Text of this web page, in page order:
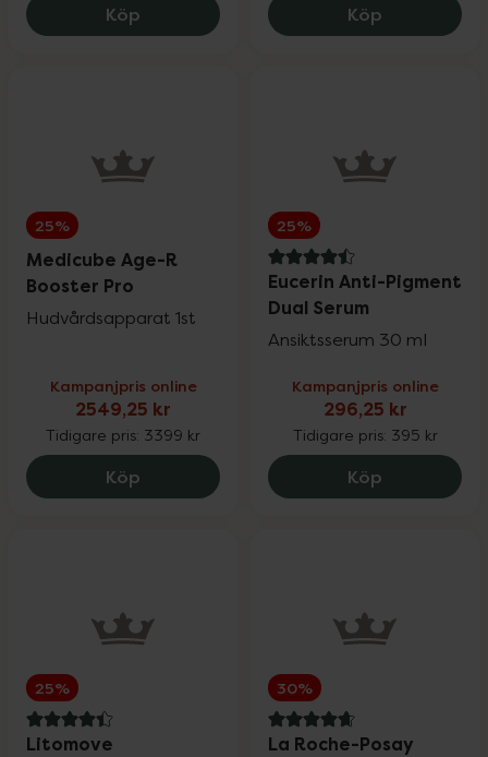
Pharbio, Pikasol, Litomove, Active Care &
25%
Pureness
25%
RefectoCil 15%
Rosenserien & Sweden Eco
Satisfyer & Viamax
Silicea
Köp Medik8 Crystal Retinal 10, 769.6 kr.
Köp Medik8
25%
Medicube Age-R
Booster Pro
Hudvårdsapparat 1st
Kampanjpris online
2549,25 kr
Tidigare pris: 3399 kr
Köp Medicube Age-R Booster Pro, 2549.25
25%
4.5 av 5 i omdöme
Eucerin Anti-Pigment
Dual Serum
Ansiktsserum 30 ml
Kampanjpris online
296,25 kr
Tidigare pris: 395 kr
Köp Eucerin
25%
4.4 av 5 i omdöme
Litomove
30%
4.8 av 5 i omdöme
La Roche-Posay